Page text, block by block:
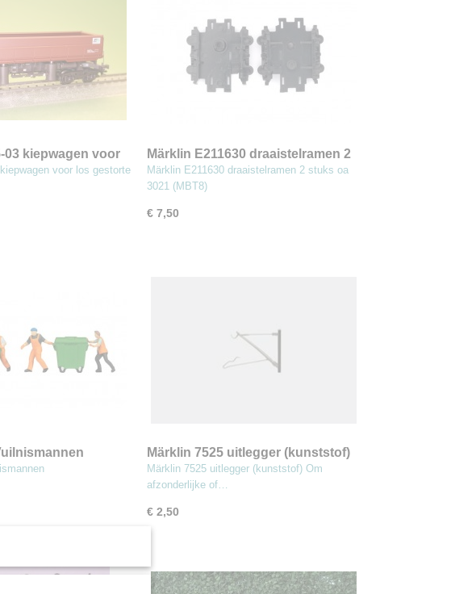
03 kiepwagen voor
voor los gestorte
Märklin E211630 draaistelramen 2
stuks oa 3021 (MBT8)
Märklin E211630 draaistelramen 2 stuks oa
3021 (MBT8)
€ 7,50
Märklin 7525 uitlegger (kunststof)
Märklin 7525 uitlegger (kunststof) Om
afzonderlijke of…
€ 2,50